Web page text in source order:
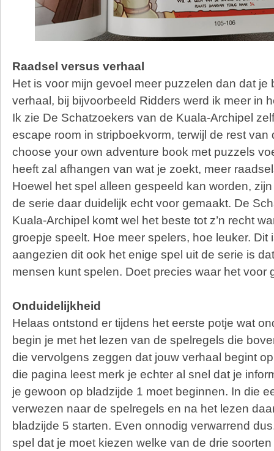
Raadsel versus verhaal
Het is voor mijn gevoel meer puzzelen dan dat je
verhaal, bij bijvoorbeeld Ridders werd ik meer in
Ik zie De Schatzoekers van de Kuala-Archipel
escape room in stripboekvorm, terwijl de rest van
choose your own adventure book met puzzels
heeft zal afhangen van wat je zoekt, meer
Hoewel het spel alleen gespeeld kan worden,
de serie daar duidelijk echt voor gemaakt. De
Kuala-Archipel komt wel het beste tot z’n recht
groepje speelt. Hoe meer spelers, hoe leuker. Dit
aangezien dit ook het enige spel uit de serie is
mensen kunt spelen. Doet precies waar het voor
Onduidelijkheid
Helaas ontstond er tijdens het eerste potje wat
begin je met het lezen van de spelregels die
die vervolgens zeggen dat jouw verhaal begint
die pagina leest merk je echter al snel dat je
je gewoon op bladzijde 1 moet beginnen. In die
verwezen naar de spelregels en na het lezen
bladzijde 5 starten. Even onnodig verwarrend
spel dat je moet kiezen welke van de drie